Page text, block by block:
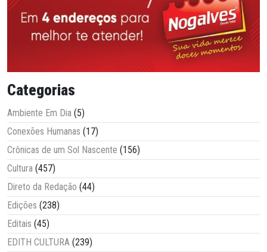
Categorias
Ambiente Em Dia (5)
Conexões Humanas (17)
Crônicas de um Sol Nascente (156)
Cultura (457)
Direto da Redação (44)
Edições (238)
Editais (45)
EDITH CULTURA (239)